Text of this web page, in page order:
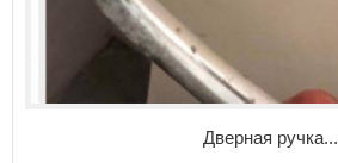
Дверная ручка...